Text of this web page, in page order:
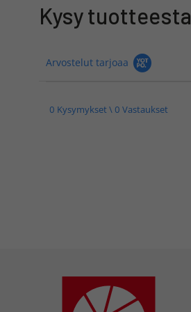
Kysy tuotteesta
Arvostelut tarjoaa
0 Kysymykset \ 0 Vastaukset